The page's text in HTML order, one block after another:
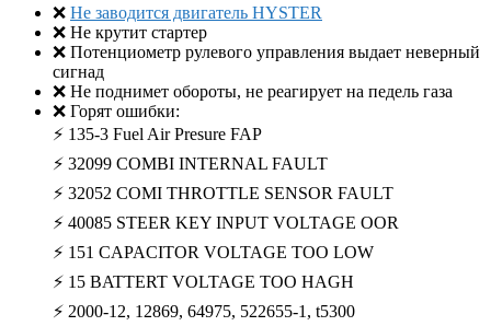
❌ Не заводится двигатель HYSTER
❌ Не крутит стартер
❌ Потенциометр рулевого управления выдает неверный
сигнад
❌ Не поднимет обороты, не реагирует на педель газа
❌ Горят ошибки:
⚡ 135-3 Fuel Air Presure FAP
⚡ 32099 COMBI INTERNAL FAULT
⚡ 32052 COMI THROTTLE SENSOR FAULT
⚡ 40085 STEER KEY INPUT VOLTAGE OOR
⚡ 151 CAPACITOR VOLTAGE TOO LOW
⚡ 15 BATTERT VOLTAGE TOO HAGH
⚡ 2000-12, 12869, 64975, 522655-1, t5300